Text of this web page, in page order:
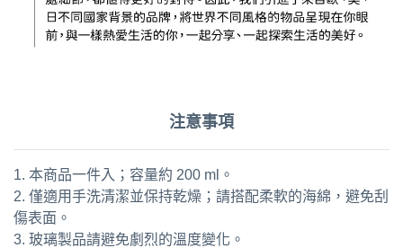
注意事項
1. 本商品一件入；容量約 200 ml。
2. 僅適用手洗清潔並保持乾燥；請搭配柔軟的海綿，避免刮
傷表面。
3. 玻璃製品請避免劇烈的溫度變化。